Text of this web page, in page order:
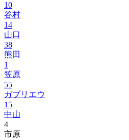
10
谷村
14
山口
38
熊田
1
笠原
55
ガブリエウ
15
中山
4
市原